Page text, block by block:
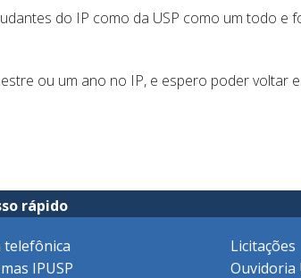
do IP como da USP como um todo e
ou um ano no IP, e espero poder voltar
rápido
telefônica
IPUSP
Licitações
Ouvidoria